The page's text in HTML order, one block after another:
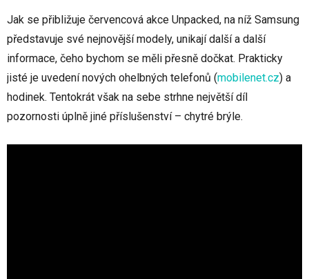
Jak se přibližuje červencová akce Unpacked, na níž Samsung
představuje své nejnovější modely, unikají další a další
informace, čeho bychom se měli přesně dočkat. Prakticky
jisté je uvedení nových ohelbných telefonů (mobilenet.cz) a
hodinek. Tentokrát však na sebe strhne největší díl
pozornosti úplně jiné příslušenství – chytré brýle.